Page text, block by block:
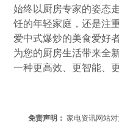
始终以 厨房专家的姿态
饪的年轻家庭，还是注
爱中式爆炒的美食爱好
为您的厨房生活带来全
一种更高效、更智能、
免责声明： 家电资讯网站